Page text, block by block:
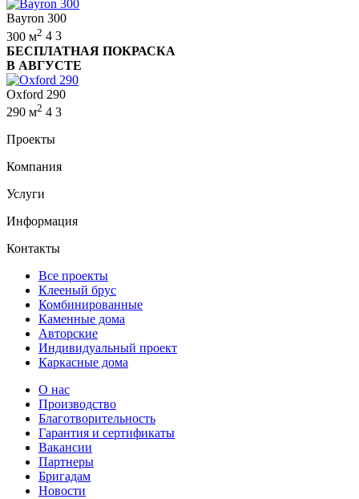
Bayron 300
300 м2 4 3
БЕСПЛАТНАЯ ПОКРАСКА
В АВГУСТЕ
Oxford 290
290 м2 4 3
Проекты
Компания
Услуги
Информация
Контакты
Все проекты
Клееный брус
Комбинированные
Каменные дома
Авторские
Индивидуальный проект
Каркасные дома
О нас
Производство
Благотворительность
Гарантия и сертификаты
Вакансии
Партнеры
Бригадам
Новости